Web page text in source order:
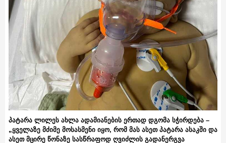
პატარა ლილეს ახლა ადამიანების ერთად დგომა სჭირდება –
„ყველაზე მძიმე მოსასმენი იყო, რომ მას ასეთ პატარა ასაკში და
ასეთ მცირე წონაზე სასწრაფოდ ღვიძლის გადანერგვა